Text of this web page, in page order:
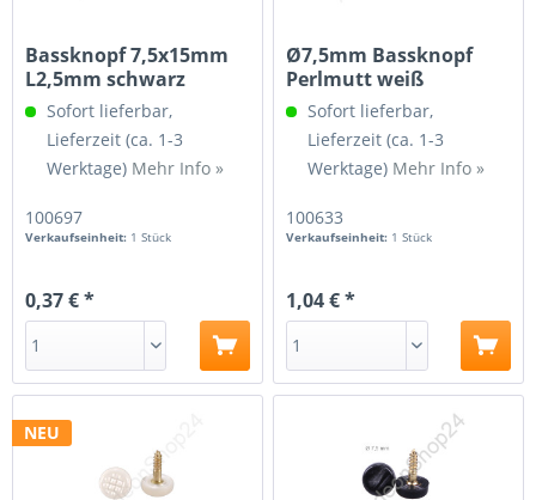
Bassknopf 7,5x15mm
L2,5mm schwarz
Sofort lieferbar,
Lieferzeit (ca. 1-3
Werktage) Mehr Info »
100697
Verkaufseinheit: 1 Stück
0,37 € *
Ø7,5mm Bassknopf
Perlmutt weiß
Sofort lieferbar,
Lieferzeit (ca. 1-3
Werktage) Mehr Info »
100633
Verkaufseinheit: 1 Stück
1,04 € *
NEU